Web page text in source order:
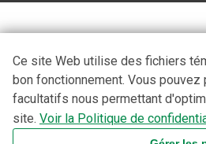
Ce site Web utilise des fichiers
bon fonctionnement. Vous
facultatifs nous permettant
site. Voir la Politique de